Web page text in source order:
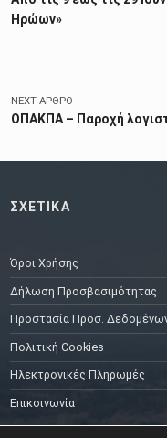
Ηρώων»
NEXT ΆΡΘΡΟ
ΟΠΑΚΠΑ – Παροχή
ΣΧΕΤΙΚΑ
Όροι Χρήσης
Δήλωση Προσβασιμότητας
Προστασία Προσ.
Πολιτική Cookies
Ηλεκτρονικές Πληρωμές
Επικοινωνία